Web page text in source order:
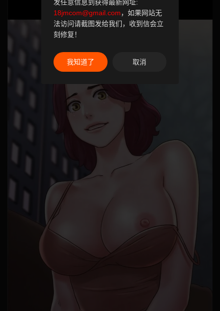
发任意信息到获得最新网址:
18jmcom@gmail.com，如果网站无
法访问请截图发给我们，收到信会立
刻修复！
我知道了 取消